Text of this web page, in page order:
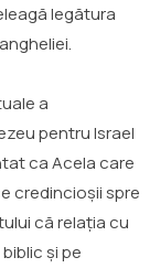
legătura
a
pentru Israel
ca Acela care
credincioșii spre
că relația cu
și pe